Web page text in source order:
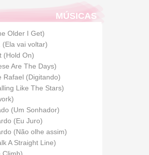
MÚSICAS
Older I Get)
(Ela vai voltar)
(Hold On)
Are The Days)
Rafael (Digitando)
Like The Stars)
(Um Sonhador)
(Eu Juro)
(Não olhe assim)
A Straight Line)